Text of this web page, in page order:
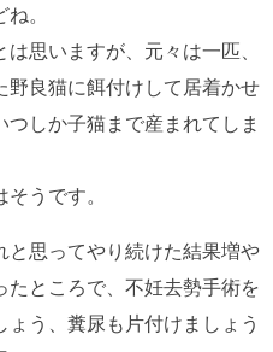
。
思いますが、元々は一匹、
野良猫に餌付けして居着かせ
しか子猫まで産まれてしま
うです。
と思ってやり続けた結果増や
たところで、不妊去勢手術を
う、糞尿も片付けましょう